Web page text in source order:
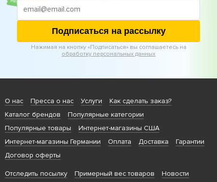
Подписаться на рассылку
Нажимая на кнопку «Подписаться» вы соглашаетесь на
обработку персональных данных
О нас Пресса о нас Услуги
Как сделать заказ?
Каталог брендов
Популярные категории
Популярные товары
Интернет-магазины США
Интернет-магазины Германии
Оплата Доставка
Гарантии
Договор оферты
Отследить посылку Примерный вес товаров
Новости